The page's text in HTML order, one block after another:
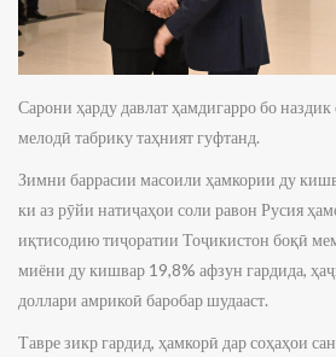
Сарони ҳарду давлат ҳамдигарро бо
мелодӣ табрику таҳният гуфтанд.
Зимни баррасии масоили ҳамкории ду
ки аз рӯйи натиҷаҳои соли равон Русия
иқтисодию тиҷоратии Тоҷикистон боқӣ
миёни ду кишвар 19,8% афзун гардида,
доллари амрикоӣ баробар шудааст.
Тавре зикр гардид, ҳамкорӣ дар соҳаҳои